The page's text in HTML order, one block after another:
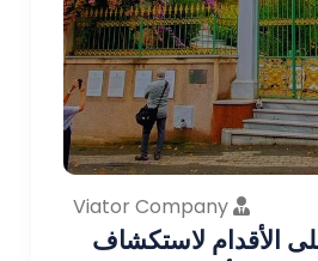
الأقدام لاستكشاف